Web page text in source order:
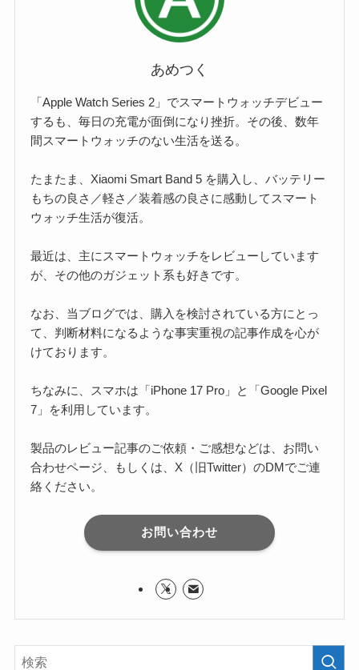
あめつく
「Apple Watch Series 2」でスマートウォッチデビュー
するも、毎日の充電が面倒になり挫折。その後、数年
間スマートウォッチのない生活を送る。
たまたま、Xiaomi Smart Band 5 を購入し、バッテリー
もちの良さ／軽さ／装着感の良さに感動してスマート
ウォッチ生活が復活。
最近は、主にスマートウォッチをレビューしています
が、その他のガジェット系も好きです。
なお、当ブログでは、購入を検討されている方にとっ
て、判断材料になるような事実重視の記事作成を心が
けております。
ちなみに、スマホは「iPhone 17 Pro」と「Google Pixel
7」を利用しています。
製品のレビュー記事のご依頼・ご感想などは、お問い
合わせページ、もしくは、X（旧Twitter）のDMでご連
絡ください。
お問い合わせ